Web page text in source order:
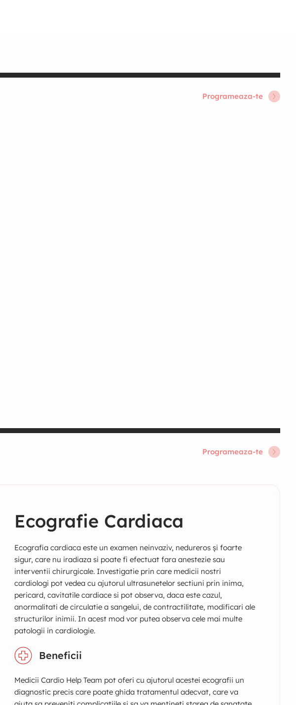
Programeaza-te
Programeaza-te
Ecografie Cardiaca
Ecografia cardiaca este un examen neinvaziv, nedureros și foarte
sigur, care nu iradiaza si poate fi efectuat fara anestezie sau
interventii chirurgicale. Investigatie prin care medicii nostri
cardiologi pot vedea cu ajutorul ultrasunetelor sectiuni prin inima,
pericard, cavitatile cardiace si pot observa, daca este cazul,
anormalitati de circulatie a sangelui, de contractilitate, modificari ale
structurilor inimii. In acest mod vor putea observa cele mai multe
patologii in cardiologie.
Beneficii
Medicii Cardio Help Team pot oferi cu ajutorul acestei ecografii un
diagnostic precis care poate ghida tratamentul adecvat, care va